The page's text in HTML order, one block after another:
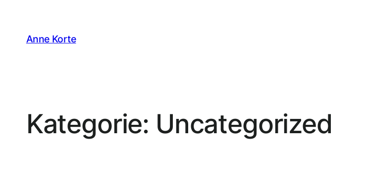
springenAnne Korte
Kategorie: Uncategorized